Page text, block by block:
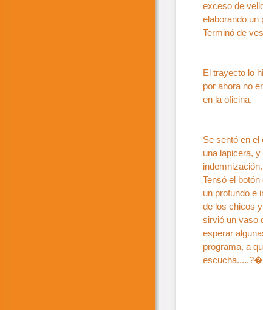
exceso de
elaborando un
Terminó de
El trayecto lo
por ahora no
en la oficina.
Se sentó en el
una lapicera,
Tensó el
un profundo e
de los chicos
sirvió un vaso
esperar
programa, a